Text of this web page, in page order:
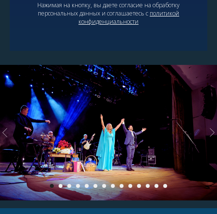
Нажимая на кнопку, вы даете согласие на обработку
персональных данных и соглашаетесь c политикой
конфиденциальности